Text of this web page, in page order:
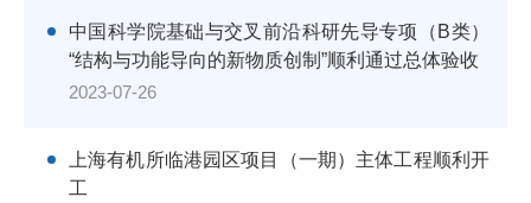
中国科学院基础与交叉前沿科研先导专项（B类）
“结构与功能导向的新物质创制”顺利通过总体验收
2023-07-26
上海有机所临港园区项目（一期）主体工程顺利开
工